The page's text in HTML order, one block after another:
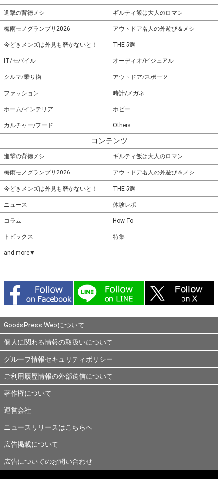
進撃の背徳メシ ギルティ飯は大人のロマン
梅雨モノグランプリ2026 アウトドア名人の外遊び＆メシ
今どきメンズは外見も磨かないと！ THE 5選
IT/モバイル オーディオ/ビジュアル
クルマ/乗り物 アウトドア/スポーツ
ファッション 時計/メガネ
ホーム/インテリア ホビー
カルチャー/フード Others
コンテンツ
進撃の背徳メシ ギルティ飯は大人のロマン
梅雨モノグランプリ2026 アウトドア名人の外遊び＆メシ
今どきメンズは外見も磨かないと！ THE 5選
ニュース 体験レポ
コラム How To
トピックス 特集
and more▼
GoodsPress Webについて
個人に関わる情報の取扱いについて
グループ情報セキュリティポリシー
ご利用履歴情報の外部送信について
著作権について
運営会社
ニュースリリースはこちらへ
広告掲載について
広告についてのお問い合わせ